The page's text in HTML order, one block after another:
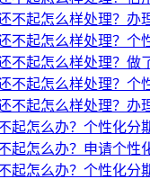
不起怎么样处理？办
不起怎么样处理？个
不起怎么样处理？做
不起怎么样处理？个
不起怎么样处理？办
起怎么办？个性化分
起怎么办？申请个性
起怎么办？个性化分